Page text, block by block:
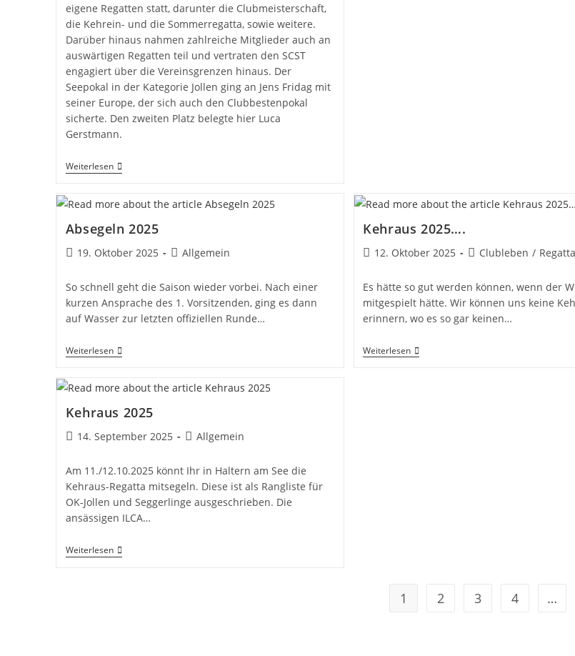
eigene Regatten statt, darunter die Clubmeisterschaft,
die Kehrein- und die Sommerregatta, sowie weitere.
Darüber hinaus nahmen zahlreiche Mitglieder auch an
auswärtigen Regatten teil und vertraten den SCST
engagiert über die Vereinsgrenzen hinaus. Der
Seepokal in der Kategorie Jollen ging an Jens Fridag mit
seiner Europe, der sich auch den Clubbestenpokal
sicherte. Den zweiten Platz belegte hier Luca
Gerstmann.
WeiterlesenMitgliederversammlung
2026
Rückblick
Und
Ausblick
Absegeln 2025
Beitrag
19. Oktober 2025
Beitrags-
Allgemein
So schnell geht die Saison wieder vorbei. Nach einer
kurzen Ansprache des 1. Vorsitzenden, ging es dann
auf Wasser zur letzten offiziellen Runde…
WeiterlesenAbsegeln
2025
Kehraus 2025….
Beitrag
12. Oktober 2025
Beitrags-
Clubleben / Regatta
Es hätte so gut werden können, wenn der
mitgespielt hätte. Wir können uns keine
erinnern, wo es so gar keinen…
WeiterlesenKehraus
2025….
Kehraus 2025
Beitrag
14. September 2025
Beitrags-
Allgemein
Am 11./12.10.2025 könnt Ihr in Haltern am See die
Kehraus-Regatta mitsegeln. Diese ist als Rangliste für
OK-Jollen und Seggerlinge ausgeschrieben. Die
ansässigen ILCA…
WeiterlesenKehraus
2025
1 2 3 4 …